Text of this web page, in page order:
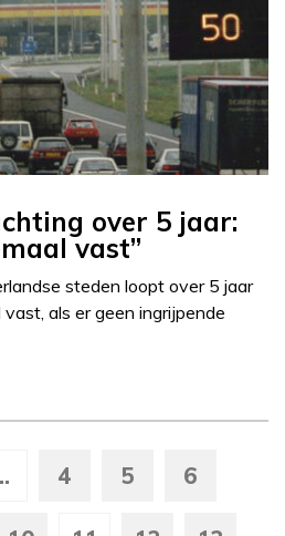
over 5 jaar:
vast”
steden loopt over 5 jaar
als er geen ingrijpende
4 5 6